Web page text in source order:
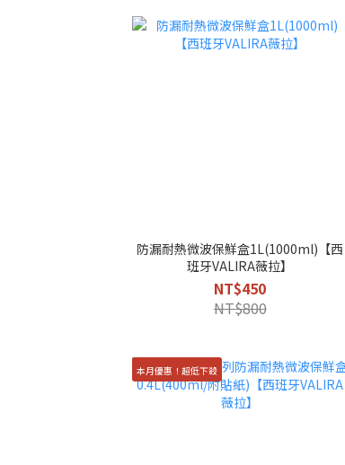
防漏耐熱微波保鮮盒1L(1000ml)【西
班牙VALIRA薇拉】
NT$450
NT$800
本月優惠！超低下殺